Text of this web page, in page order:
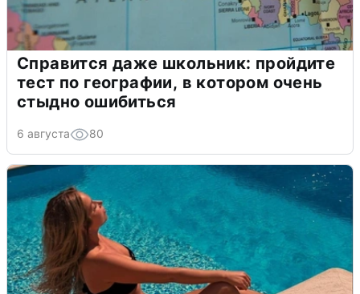
Справится даже школьник: пройдите
тест по географии, в котором очень
стыдно ошибиться
6 августа 80